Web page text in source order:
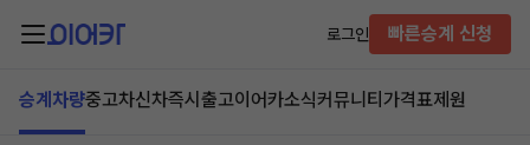
로그인 빠른승계 신청
승계차량중고차신차즉시출고이어카소식커뮤니티 가격표제원